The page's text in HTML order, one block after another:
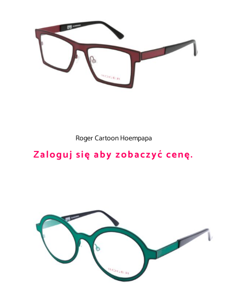
Roger Cartoon Hoempapa
Zaloguj się aby zobaczyć cenę.